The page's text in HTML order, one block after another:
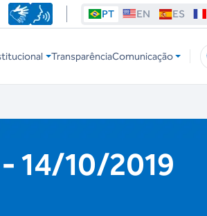
PT EN ES
TransparênciaComunicação
14/10/2019